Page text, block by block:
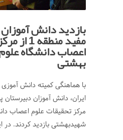
بازدید دانش مفید
اعصاب دانشگاه
بهشتی
با هماهنگی کمیته دانش
مرکز تحقیقات علوم اعصاب
شهیدبهشتی بازدید کردند. در